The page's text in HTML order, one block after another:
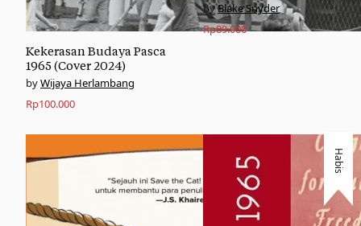
Kekerasan Budaya Pasca
1965 (Cover 2024)
Wijaya Herlambang
Rp100.000
Blake Snyder
Rp89.000
Habis